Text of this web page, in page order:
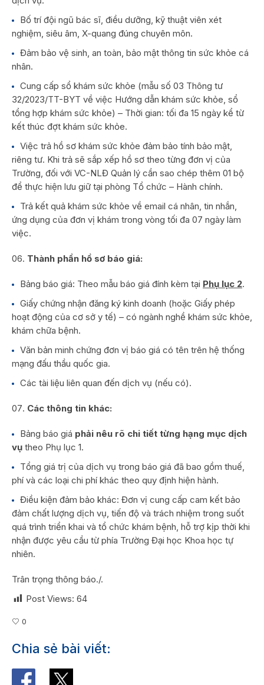
Bố trí đội ngũ bác sĩ, điều dưỡng, kỹ thuật viên xét
nghiệm, siêu âm, X-quang đúng chuyên môn.
Đảm bảo vệ sinh, an toàn, bảo mật thông tin sức khỏe cá
nhân.
Cung cấp sổ khám sức khỏe (mẫu số 03 Thông tư
32/2023/TT-BYT về việc Hướng dẫn khám sức khỏe, sổ
tổng hợp khám sức khỏe) – Thời gian: tối đa 15 ngày kể từ
kết thúc đợt khám sức khỏe.
Việc trả hồ sơ khám sức khỏe đảm bảo tính bảo mật,
riêng tư. Khi trả sẽ sắp xếp hồ sơ theo từng đơn vị của
Trường, đối với VC-NLĐ Quản lý cần sao chép thêm 01 bộ
để thực hiện lưu giữ tại phòng Tổ chức – Hành chính.
Trả kết quả khám sức khỏe về email cá nhân, tin nhắn,
ứng dụng của đơn vị khám trong vòng tối đa 07 ngày làm
việc.
Thành phần hồ sơ báo giá:
Bảng báo giá: Theo mẫu báo giá đính kèm tại Phụ lục 2.
Giấy chứng nhận đăng ký kinh doanh (hoặc Giấy phép
hoạt động của cơ sở y tế) – có ngành nghề khám sức khỏe,
khám chữa bệnh.
Văn bản minh chứng đơn vị báo giá có tên trên hệ thống
mạng đấu thầu quốc gia.
Các tài liệu liên quan đến dịch vụ (nếu có).
Các thông tin khác:
Bảng báo giá phải nêu rõ chi tiết từng hạng mục dịch
vụ theo Phụ lục 1.
Tổng giá trị của dịch vụ trong báo giá đã bao gồm thuế,
phí và các loại chi phí khác theo quy định hiện hành.
Điều kiện đảm bảo khác: Đơn vị cung cấp cam kết bảo
đảm chất lượng dịch vụ, tiến độ và trách nhiệm trong suốt
quá trình triển khai và tổ chức khám bệnh, hỗ trợ kịp thời khi
nhận được yêu cầu từ phía Trường Đại học Khoa học tự
nhiên.
Trân trọng thông báo./.
Post Views: 64
0
Chia sẻ bài viết: